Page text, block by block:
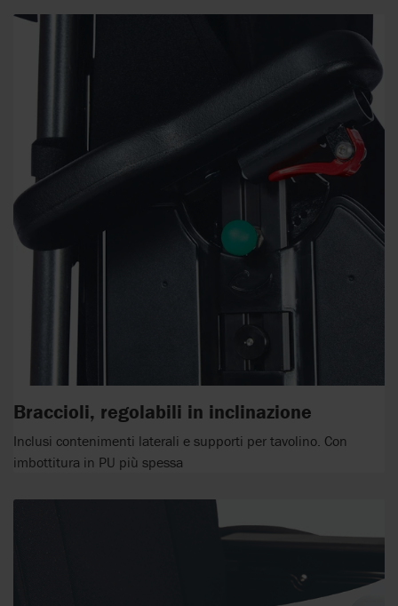
Braccioli, regolabili in inclinazione
Inclusi contenimenti laterali e supporti per tavolino. Con
imbottitura in PU più spessa